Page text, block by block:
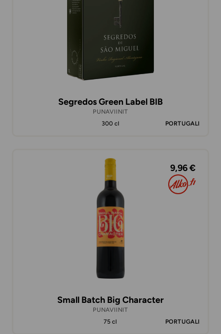
Segredos Green Label BIB
PUNAVIINIT
300 cl
PORTUGALI
9,96 €
Small Batch Big Character
PUNAVIINIT
75 cl
PORTUGALI